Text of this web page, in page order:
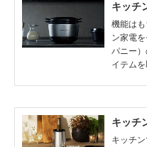
キッチ
機能は
ン家電
パニー
イテムを
キッチ
キッチ